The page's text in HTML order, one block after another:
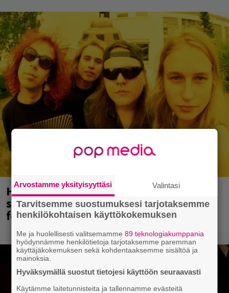
Hellsinki Metal Festival oli menestys –
syksyllä luvassa risteily, ensi vuoden
festarien ajankohta selvillä
Arvostamme yksityisyyttäsi Valintasi
Tarvitsemme suostumuksesi tarjotaksemme
henkilökohtaisen käyttökokemuksen
Me ja huolellisesti valitsemamme89 teknologiakumppania
hyödynnämme henkilötietoja tarjotaksemme paremman
käyttäjäkokemuksen sekä kohdentaaksemme sisältöä ja
mainoksia.
Hyväksymällä suostut tietojesi käyttöön seuraavasti
Käytämme laitetunnisteita ja tallennamme evästeitä